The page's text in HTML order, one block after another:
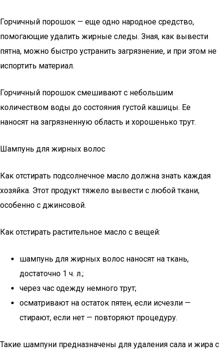
Горчичный порошок — еще одно народное средство,
помогающие удалить жирные следы. Зная, как вывести
пятна, можно быстро устранить загрязнение, и при этом не
испортить материал.
Горчичный порошок смешивают с небольшим
количеством воды до состояния густой кашицы. Ее
наносят на загрязненную область и хорошенько трут.
Шампунь для жирных волос
Как отстирать подсолнечное масло должна знать каждая
хозяйка. Этот продукт тяжело вывести с любой ткани,
особенно с джинсовой.
Как отстирать растительное масло с вещей:
шампунь для жирных волос наносят на ткань,
достаточно 1 ч. л.;
через час одежду немного трут;
осматривают на остаток пятен, если исчезли —
стирают, если нет — повторяют процедуру.
Такие шампуни предназначены для удаления сала и жира с